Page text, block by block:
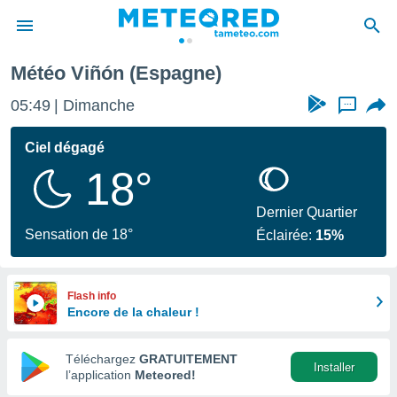
de
en
Météo Viñón (Espagne)
05:49 Dimanche ...
Ciel dégagé
18°
Sensation de 18°
Dernier Quartier
Éclairée: 15%
Flash info
Encore de la chaleur !
Téléchargez GRATUITEMENT
l’application Meteored!
Installer